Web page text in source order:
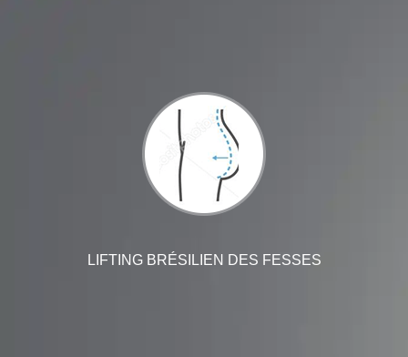
LIFTING BRÉSILIEN DES FESSES